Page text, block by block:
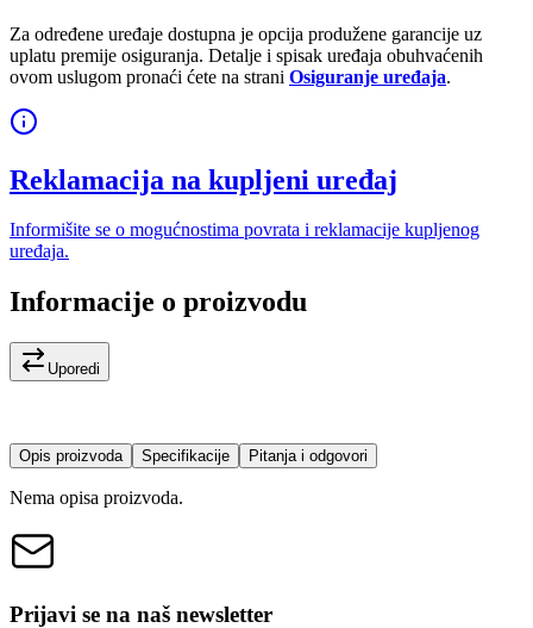
Za određene uređaje dostupna je opcija produžene garancije uz
uplatu premije osiguranja. Detalje i spisak uređaja obuhvaćenih
ovom uslugom pronaći ćete na strani Osiguranje uređaja.
Reklamacija na kupljeni uređaj
Informišite se o mogućnostima povrata i reklamacije kupljenog
uređaja.
Informacije o proizvodu
Uporedi
Opis proizvoda Specifikacije Pitanja i odgovori
Nema opisa proizvoda.
Prijavi se na naš newsletter